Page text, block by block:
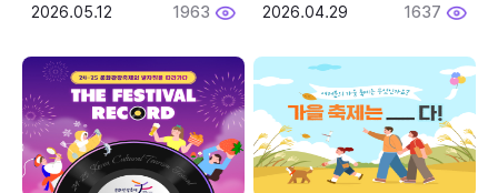
2026.05.12 1963 2026.04.29 1637